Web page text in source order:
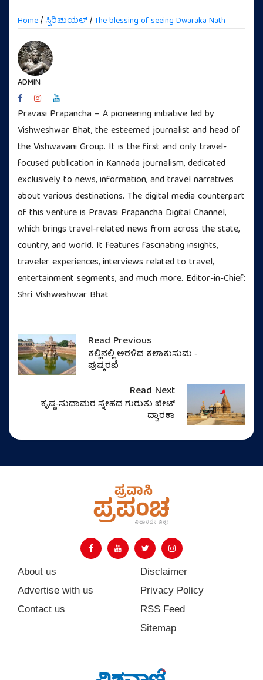
Home/ಸ್ಪಿರಿಚುಯಲ್/The blessing of seeing Dwaraka Nath
ADMIN
Pravasi Prapancha – A pioneering initiative led by
Vishweshwar Bhat, the esteemed journalist and head of
the Vishwavani Group. It is the first and only travel-
focused publication in Kannada journalism, dedicated
exclusively to news, information, and travel narratives
about various destinations. The digital media counterpart
of this venture is Pravasi Prapancha Digital Channel,
which brings travel-related news from across the state,
country, and world. It features fascinating insights,
traveler experiences, interviews related to travel,
entertainment segments, and much more. Editor-in-Chief:
Shri Vishweshwar Bhat
Read Previous
ಕಲ್ಲಿನಲ್ಲಿ ಅರಳಿದ ಕಲಾಕುಸುಮ -
ಪುಷ್ಕರಣಿ
Read Next
ಕೃಷ್ಣ-ಸುಧಾಮರ ಸ್ನೇಹದ ಗುರುತು ಬೇಟ್
ದ್ವಾರಕಾ
About us
Advertise with us
Contact us
Disclaimer
Privacy Policy
RSS Feed
Sitemap